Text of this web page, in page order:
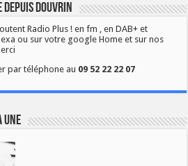
depuis Douvrin
Radio Plus ! en fm , en DAB+ et
ou sur votre google Home et sur nos
par téléphone au 09 52 22 22 07
une